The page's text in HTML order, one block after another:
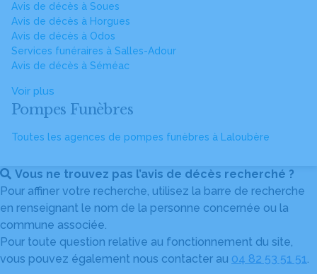
Avis de décès à Soues
Avis de décès à Horgues
Avis de décès à Odos
Services funéraires à Salles-Adour
Avis de décès à Séméac
Voir plus
Pompes Funèbres
Toutes les agences de pompes funèbres à Laloubère
Vous ne trouvez pas l’avis de décès recherché ?
Pour affiner votre recherche, utilisez la barre de recherche
en renseignant le nom de la personne concernée ou la
commune associée.
Pour toute question relative au fonctionnement du site,
vous pouvez également nous contacter au 04 82 53 51 51.